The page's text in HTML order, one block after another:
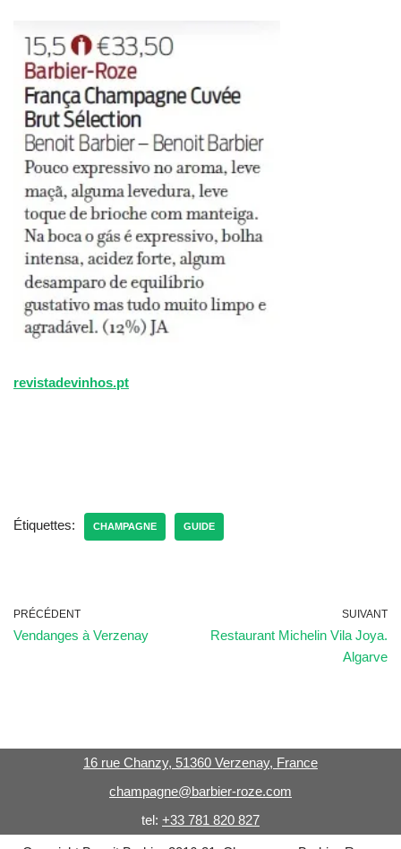
revistadevinhos.pt
Étiquettes: CHAMPAGNE GUIDE
PRÉCÉDENT
Vendanges à Verzenay
SUIVANT
Restaurant Michelin Vila Joya.
Algarve
16 rue Chanzy, 51360 Verzenay, France
champagne@barbier-roze.com
tel: +33 781 820 827